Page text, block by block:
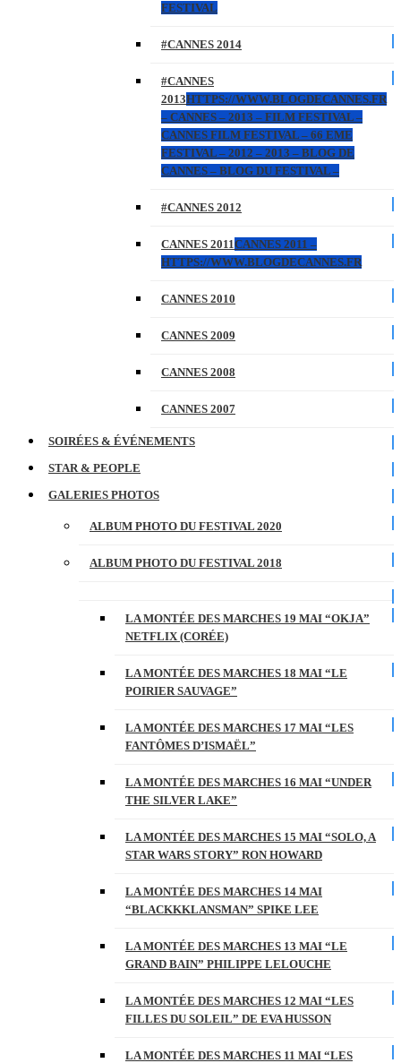
FESTIVAL
#CANNES 2014
#CANNES
2013HTTPS://WWW.BLOGDECANNES.FR
– CANNES – 2013 – FILM FESTIVAL –
CANNES FILM FESTIVAL – 66 EME
FESTIVAL – 2012 – 2013 – BLOG DE
CANNES – BLOG DU FESTIVAL –
#CANNES 2012
CANNES 2011CANNES 2011 –
HTTPS://WWW.BLOGDECANNES.FR
CANNES 2010
CANNES 2009
CANNES 2008
CANNES 2007
SOIRÉES & ÉVÉNEMENTS
STAR & PEOPLE
GALERIES PHOTOS
ALBUM PHOTO DU FESTIVAL 2020
ALBUM PHOTO DU FESTIVAL 2018
LA MONTÉE DES MARCHES 19 MAI “OKJA”
NETFLIX (CORÉE)
LA MONTÉE DES MARCHES 18 MAI “LE
POIRIER SAUVAGE”
LA MONTÉE DES MARCHES 17 MAI “LES
FANTÔMES D’ISMAËL”
LA MONTÉE DES MARCHES 16 MAI “UNDER
THE SILVER LAKE”
LA MONTÉE DES MARCHES 15 MAI “SOLO, A
STAR WARS STORY” RON HOWARD
LA MONTÉE DES MARCHES 14 MAI
“BLACKKKLANSMAN” SPIKE LEE
LA MONTÉE DES MARCHES 13 MAI “LE
GRAND BAIN” PHILIPPE LELOUCHE
LA MONTÉE DES MARCHES 12 MAI “LES
FILLES DU SOLEIL” DE EVA HUSSON
LA MONTÉE DES MARCHES 11 MAI “LES